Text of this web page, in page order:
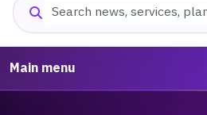
Search website
Main menu